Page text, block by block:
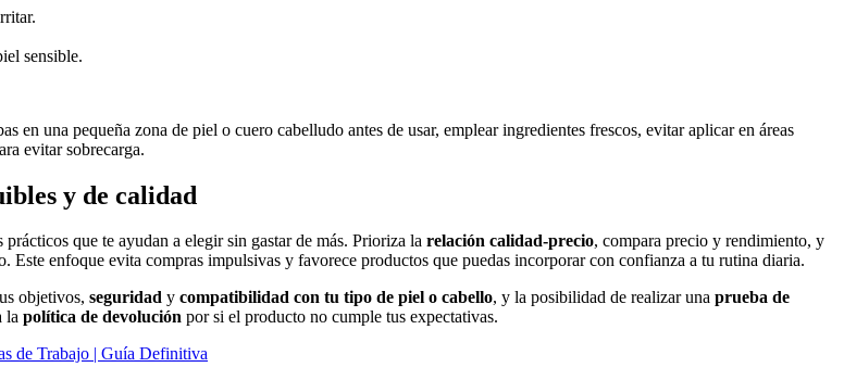
sensible.
en una pequeña zona de piel o cuero cabelludo antes de usar, emplear ingredientes frescos, evitar aplicar en áreas
evitar sobrecarga.
y de calidad
que te ayudan a elegir sin gastar de más. Prioriza la relación calidad-precio, compara precio y rendimiento, y
Este enfoque evita compras impulsivas y favorece productos que puedas incorporar con confianza a tu rutina diaria.
objetivos, seguridad y compatibilidad con tu tipo de piel o cabello, y la posibilidad de realizar una prueba de
la política de devolución por si el producto no cumple tus expectativas.
de Trabajo | Guía Definitiva